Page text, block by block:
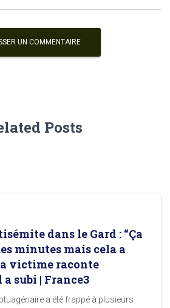
Posts
dans le Gard : “Ça
minutes mais cela a
victime raconte
a subi | France3
a été frappé à plusieurs